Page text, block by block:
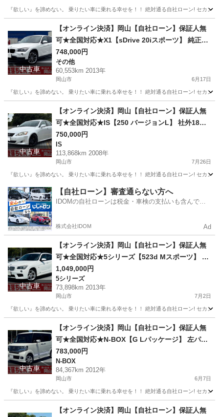
『欲しい』を諦めない。 乗りたい車に乗れる幸せを！！ 絶対通る自社ローン! セカ
パレット
中古車
【オンライン決済】岡山【自社ローン】保証人無
可★全国対応★X1【sDrive 20iスポーツ】 純正18
インチAW/Bluetooth/カロッツェリアナビ/ワンオ
ーナー/走行中TV可/プッシュスタート/バックカメ
ラ/ETC
748,000円
その他
60,553km 2013年
岡山市 6月17日
『欲しい』を諦めない。 乗りたい車に乗れる幸せを！！ 絶対通る自社ローン! セカ
その他 Bluetooth
中古車
【オンライン決済】岡山【自社ローン】保証人無
可★全国対応★IS【250 バージョンL】 社外18イ
ンチAW/サンルーフ/レザーシート/ローダウン/バッ
クカメラ/パワーシート/シートヒーター&ベンチレ
ーション/ETC
750,000円
IS
113,868km 2008年
岡山市 7月26日
『欲しい』を諦めない。 乗りたい車に乗れる幸せを！！ 絶対通る自社ローン! セカ
岡山 岡山市 IS IS 250
【自社ローン】審査通らない方へ
IDOMの自社ローンは税金・車検の支払いも含んでい
株式会社IDOM Ad
中古車
【オンライン決済】岡山【自社ローン】保証人無
可★全国対応★5シリーズ【523d Mスポーツ】 純
正19インチAW/パーワーシート/オットマン/TV/DV
D再生/バックカメラ/フォグ/ミラー型ETC
1,049,000円
5シリーズ
73,898km 2013年
岡山市 7月2日
『欲しい』を諦めない。 乗りたい車に乗れる幸せを！！ 絶対通る自社ローン! セカ
5シリーズ
中古車
【オンライン決済】岡山【自社ローン】保証人無
可★全国対応★N-BOX【G Lパッケージ】 左パワ
スラ/前後ドラレコ/走行中TV可/DVD/スマートキ
ー/バックカメラ/フルフラットシート/ETC
783,000円
N-BOX
84,367km 2012年
岡山市 6月7日
『欲しい』を諦めない。 乗りたい車に乗れる幸せを！！ 絶対通る自社ローン! セカ
N-BOX ドラレコ
【オンライン決済】岡山【自社ローン】保証人無